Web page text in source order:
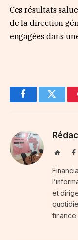
Ces résultats
de la direction
engagées dans
FacebookTwitter
Website
et
finance